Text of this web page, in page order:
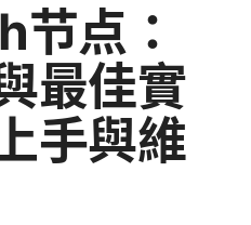
点：
最佳實
手與維